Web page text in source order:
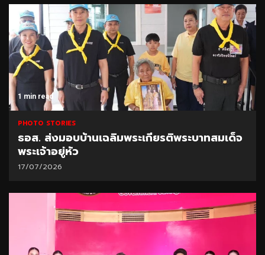
1 min read
PHOTO STORIES
ธอส. ส่งมอบบ้านเฉลิมพระเกียรติพระบาทสมเด็จ
พระเจ้าอยู่หัว
17/07/2026